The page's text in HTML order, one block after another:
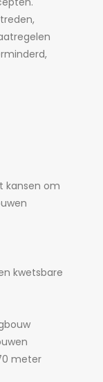
kansen om
kwetsbare
meter